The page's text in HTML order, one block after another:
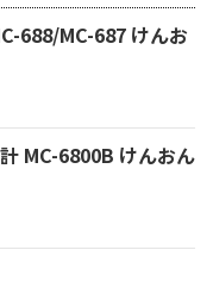
688/MC-687 けんお
MC-6800B けんおん